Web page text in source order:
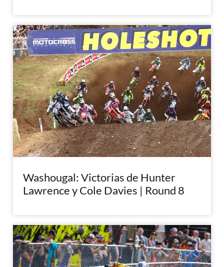
Washougal: Victorias de Hunter
Lawrence y Cole Davies | Round 8